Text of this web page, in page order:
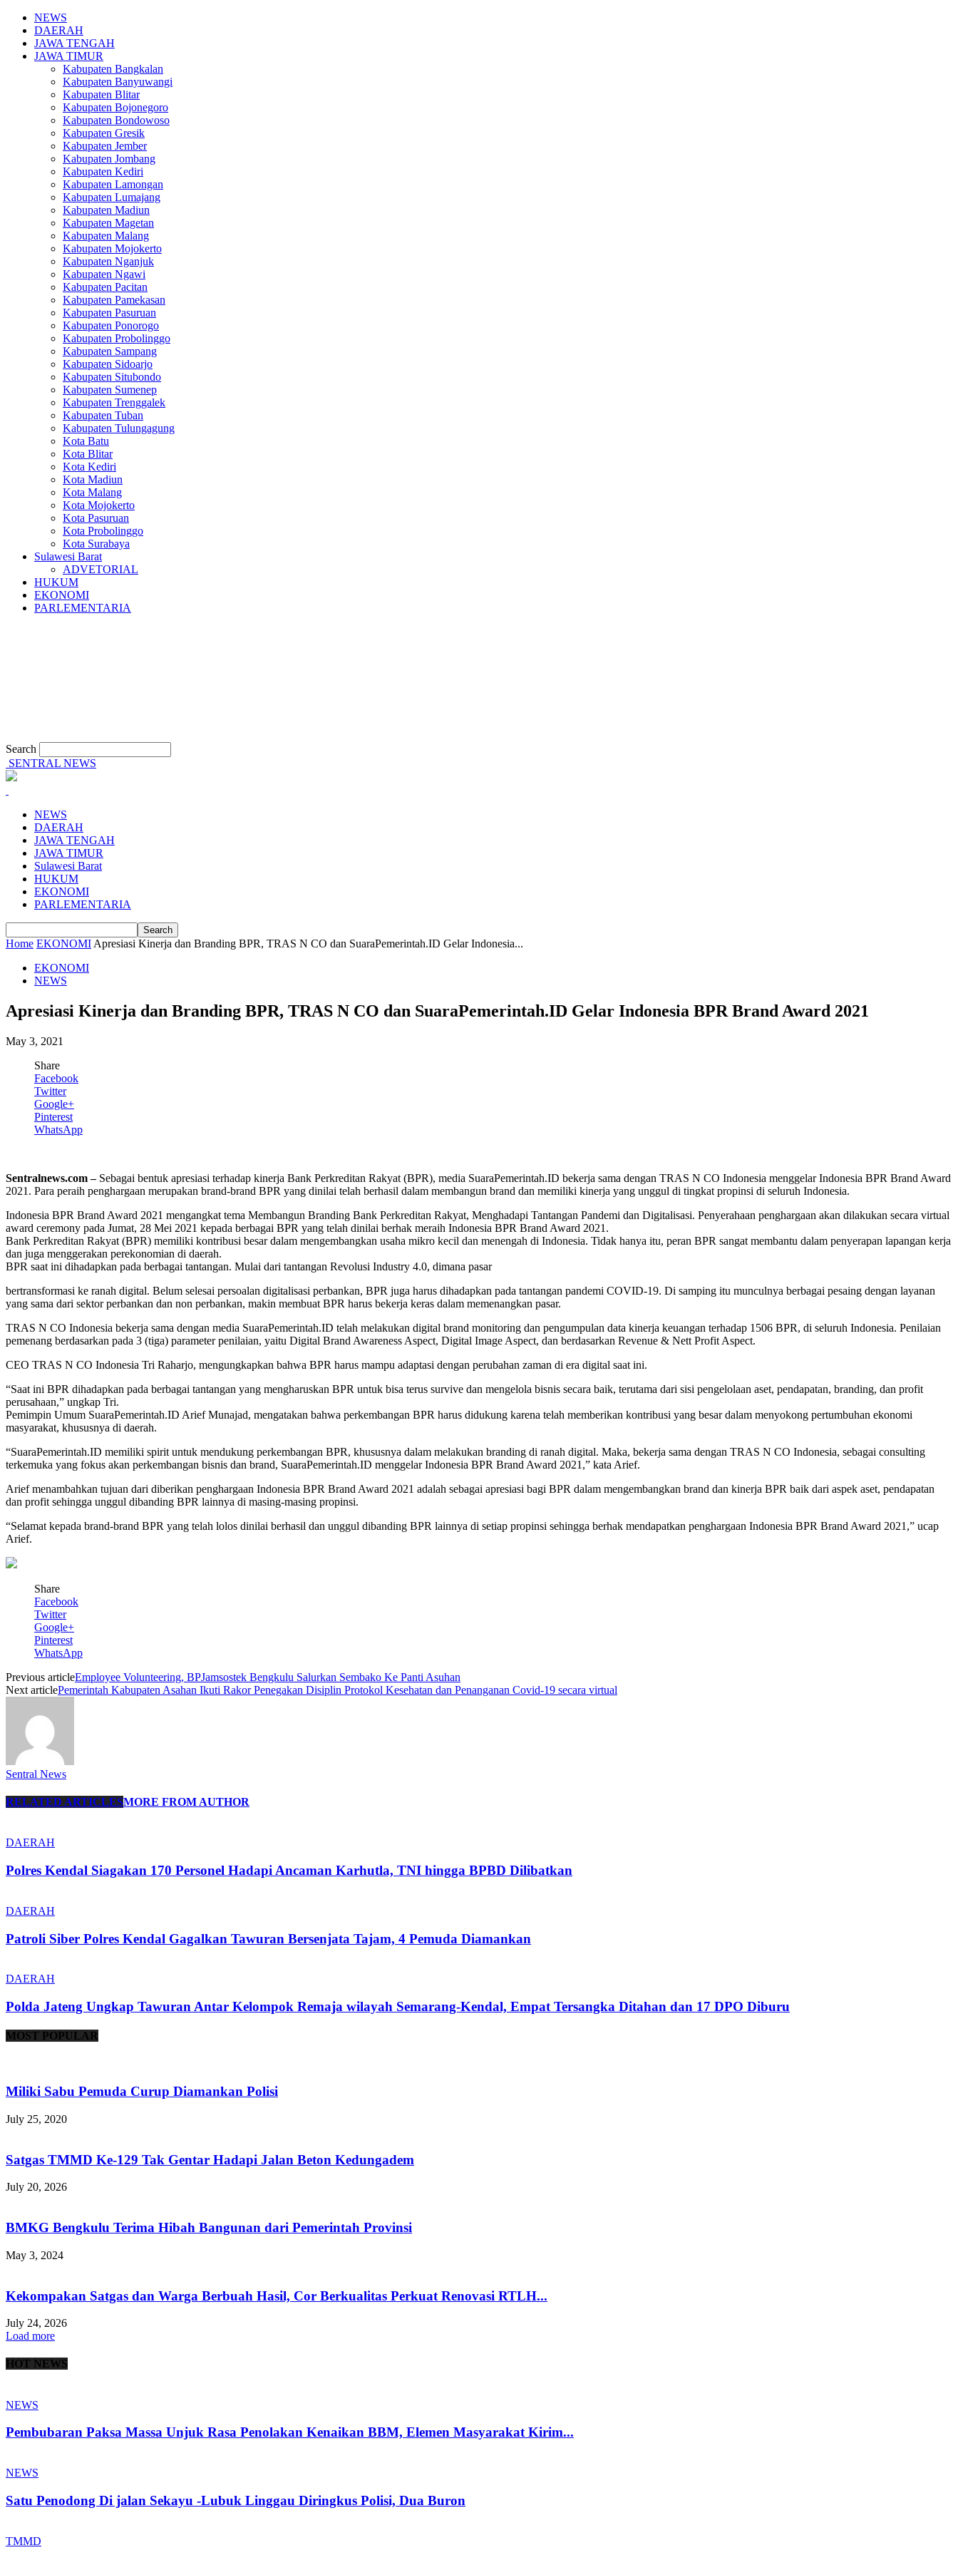
NEWS
DAERAH
JAWA TENGAH
JAWA TIMUR
Kabupaten Bangkalan
Kabupaten Banyuwangi
Kabupaten Blitar
Kabupaten Bojonegoro
Kabupaten Bondowoso
Kabupaten Gresik
Kabupaten Jember
Kabupaten Jombang
Kabupaten Kediri
Kabupaten Lamongan
Kabupaten Lumajang
Kabupaten Madiun
Kabupaten Magetan
Kabupaten Malang
Kabupaten Mojokerto
Kabupaten Nganjuk
Kabupaten Ngawi
Kabupaten Pacitan
Kabupaten Pamekasan
Kabupaten Pasuruan
Kabupaten Ponorogo
Kabupaten Probolinggo
Kabupaten Sampang
Kabupaten Sidoarjo
Kabupaten Situbondo
Kabupaten Sumenep
Kabupaten Trenggalek
Kabupaten Tuban
Kabupaten Tulungagung
Kota Batu
Kota Blitar
Kota Kediri
Kota Madiun
Kota Malang
Kota Mojokerto
Kota Pasuruan
Kota Probolinggo
Kota Surabaya
Sulawesi Barat
ADVETORIAL
HUKUM
EKONOMI
PARLEMENTARIA
Search
SENTRAL NEWS
NEWS
DAERAH
JAWA TENGAH
JAWA TIMUR
Sulawesi Barat
HUKUM
EKONOMI
PARLEMENTARIA
Home EKONOMI Apresiasi Kinerja dan Branding BPR, TRAS N CO dan SuaraPemerintah.ID Gelar Indonesia...
EKONOMI
NEWS
Apresiasi Kinerja dan Branding BPR, TRAS N CO dan SuaraPemerintah.ID Gelar Indonesia BPR Brand Award 2021
May 3, 2021
Share
Facebook
Twitter
Google+
Pinterest
WhatsApp
Sentralnews.com –Sebagai bentuk apresiasi terhadap kinerja Bank Perkreditan Rakyat (BPR), media SuaraPemerintah.ID bekerja sama dengan TRAS N CO Indonesia menggelar Indonesia BPR Brand Award
2021. Para peraih penghargaan merupakan brand-brand BPR yang dinilai telah berhasil dalam membangun brand dan memiliki kinerja yang unggul di tingkat propinsi di seluruh Indonesia.
Indonesia BPR Brand Award 2021 mengangkat tema Membangun Branding Bank Perkreditan Rakyat, Menghadapi Tantangan Pandemi dan Digitalisasi. Penyerahaan penghargaan akan dilakukan secara virtual
award ceremony pada Jumat, 28 Mei 2021 kepada berbagai BPR yang telah dinilai berhak meraih Indonesia BPR Brand Award 2021.
Bank Perkreditan Rakyat (BPR) memiliki kontribusi besar dalam mengembangkan usaha mikro kecil dan menengah di Indonesia. Tidak hanya itu, peran BPR sangat membantu dalam penyerapan lapangan kerja
dan juga menggerakan perekonomian di daerah.
BPR saat ini dihadapkan pada berbagai tantangan. Mulai dari tantangan Revolusi Industry 4.0, dimana pasar
bertransformasi ke ranah digital. Belum selesai persoalan digitalisasi perbankan, BPR juga harus dihadapkan pada tantangan pandemi COVID-19. Di samping itu munculnya berbagai pesaing dengan layanan
yang sama dari sektor perbankan dan non perbankan, makin membuat BPR harus bekerja keras dalam memenangkan pasar.
TRAS N CO Indonesia bekerja sama dengan media SuaraPemerintah.ID telah melakukan digital brand monitoring dan pengumpulan data kinerja keuangan terhadap 1506 BPR, di seluruh Indonesia. Penilaian
pemenang berdasarkan pada 3 (tiga) parameter penilaian, yaitu Digital Brand Awareness Aspect, Digital Image Aspect, dan berdasarkan Revenue & Nett Profit Aspect.
CEO TRAS N CO Indonesia Tri Raharjo, mengungkapkan bahwa BPR harus mampu adaptasi dengan perubahan zaman di era digital saat ini.
“Saat ini BPR dihadapkan pada berbagai tantangan yang mengharuskan BPR untuk bisa terus survive dan mengelola bisnis secara baik, terutama dari sisi pengelolaan aset, pendapatan, branding, dan profit
perusahaan,” ungkap Tri.
Pemimpin Umum SuaraPemerintah.ID Arief Munajad, mengatakan bahwa perkembangan BPR harus didukung karena telah memberikan kontribusi yang besar dalam menyokong pertumbuhan ekonomi
masyarakat, khususnya di daerah.
“SuaraPemerintah.ID memiliki spirit untuk mendukung perkembangan BPR, khususnya dalam melakukan branding di ranah digital. Maka, bekerja sama dengan TRAS N CO Indonesia, sebagai consulting
terkemuka yang fokus akan perkembangan bisnis dan brand, SuaraPemerintah.ID menggelar Indonesia BPR Brand Award 2021,” kata Arief.
Arief menambahkan tujuan dari diberikan penghargaan Indonesia BPR Brand Award 2021 adalah sebagai apresiasi bagi BPR dalam mengembangkan brand dan kinerja BPR baik dari aspek aset, pendapatan
dan profit sehingga unggul dibanding BPR lainnya di masing-masing propinsi.
“Selamat kepada brand-brand BPR yang telah lolos dinilai berhasil dan unggul dibanding BPR lainnya di setiap propinsi sehingga berhak mendapatkan penghargaan Indonesia BPR Brand Award 2021,” ucap
Arief.
Share
Facebook
Twitter
Google+
Pinterest
WhatsApp
Previous articleEmployee Volunteering, BPJamsostek Bengkulu Salurkan Sembako Ke Panti Asuhan
Next articlePemerintah Kabupaten Asahan Ikuti Rakor Penegakan Disiplin Protokol Kesehatan dan Penanganan Covid-19 secara virtual
Sentral News
RELATED ARTICLESMORE FROM AUTHOR
DAERAH
Polres Kendal Siagakan 170 Personel Hadapi Ancaman Karhutla, TNI hingga BPBD Dilibatkan
DAERAH
Patroli Siber Polres Kendal Gagalkan Tawuran Bersenjata Tajam, 4 Pemuda Diamankan
DAERAH
Polda Jateng Ungkap Tawuran Antar Kelompok Remaja wilayah Semarang-Kendal, Empat Tersangka Ditahan dan 17 DPO Diburu
MOST POPULAR
Miliki Sabu Pemuda Curup Diamankan Polisi
July 25, 2020
Satgas TMMD Ke-129 Tak Gentar Hadapi Jalan Beton Kedungadem
July 20, 2026
BMKG Bengkulu Terima Hibah Bangunan dari Pemerintah Provinsi
May 3, 2024
Kekompakan Satgas dan Warga Berbuah Hasil, Cor Berkualitas Perkuat Renovasi RTLH...
July 24, 2026
Load more
HOT NEWS
NEWS
Pembubaran Paksa Massa Unjuk Rasa Penolakan Kenaikan BBM, Elemen Masyarakat Kirim...
NEWS
Satu Penodong Di jalan Sekayu -Lubuk Linggau Diringkus Polisi, Dua Buron
TMMD